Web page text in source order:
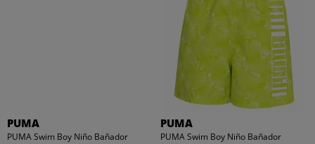
PUMA
PUMA Swim Boy Niño Bañador
PUMA
PUMA Swim Boy Niño Bañador